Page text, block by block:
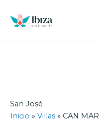
contenido
San José
Inicio » Villas » CAN MARI